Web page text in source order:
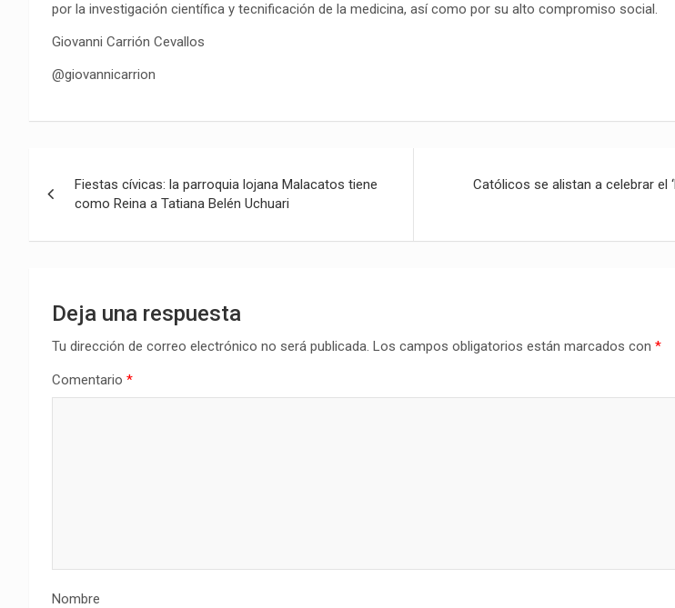
por la investigación científica y tecnificación de la medicina, así como por su alto compromiso social.
Giovanni Carrión Cevallos
@giovannicarrion
de
entradas
Fiestas cívicas: la parroquia lojana Malacatos tiene
como Reina a Tatiana Belén Uchuari
Católicos se alistan a celebrar el
Deja una respuesta
Tu dirección de correo electrónico no será publicada. Los campos obligatorios están marcados con *
Comentario *
Nombre